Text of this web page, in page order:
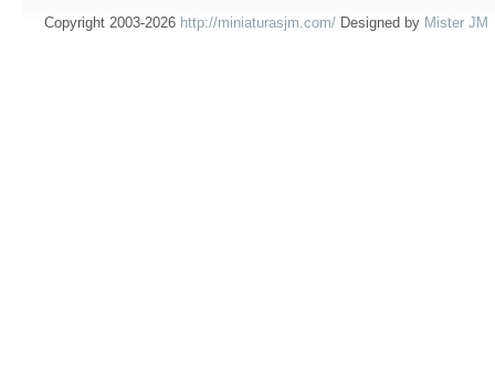
Copyright 2003-2026 http://miniaturasjm.com/ Designed by Mister JM